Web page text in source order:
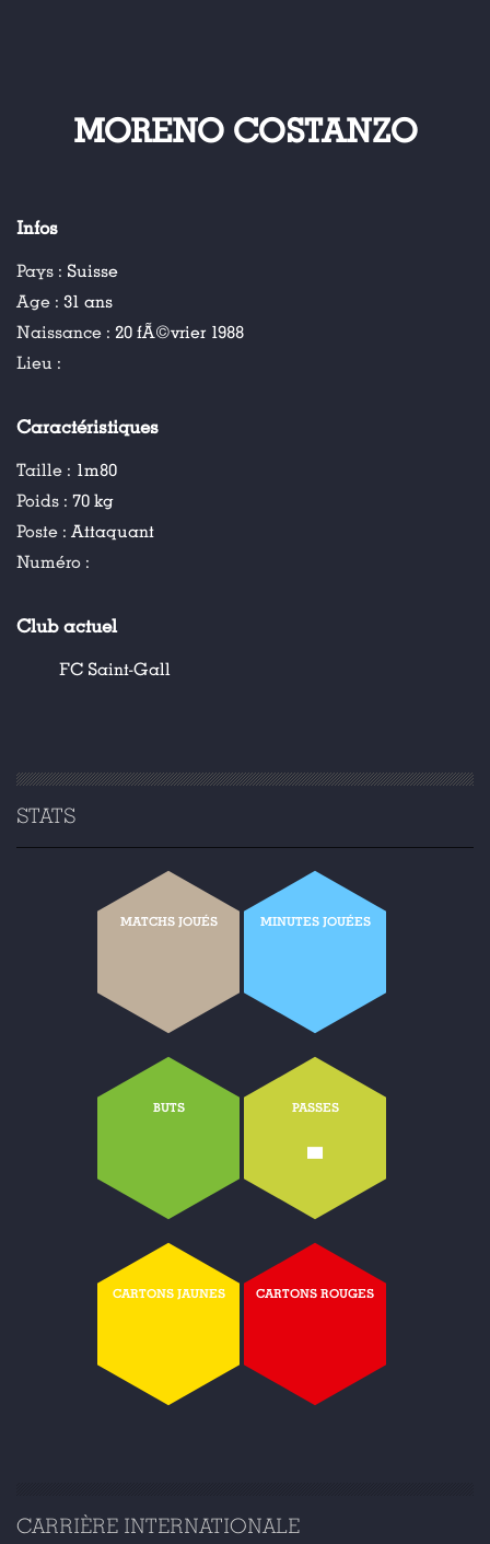
MORENO COSTANZO
Infos
Pays : Suisse
Age : 31 ans
Naissance : 20 fÃ©vrier 1988
Lieu :
Caractéristiques
Taille : 1m80
Poids : 70 kg
Poste : Attaquant
Numéro :
Club actuel
FC Saint-Gall
STATS
MATCHS JOUÉS MINUTES JOUÉES
BUTS PASSES
-
CARTONS JAUNES CARTONS ROUGES
CARRIÈRE INTERNATIONALE